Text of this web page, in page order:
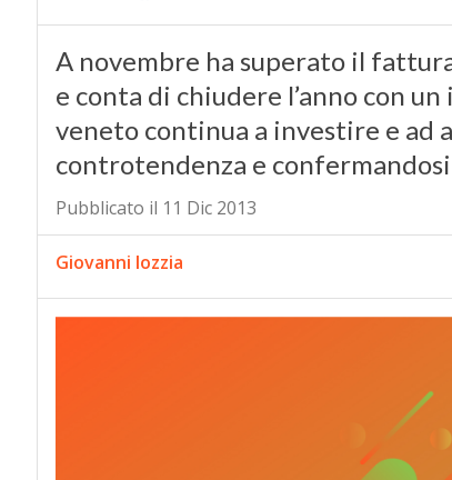
A novembre ha superato il
e conta di chiudere l’anno con
veneto continua a investire e ad
controtendenza e
Pubblicato il 11 Dic 2013
Giovanni Iozzia